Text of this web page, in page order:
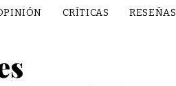
CRÍTICAS RESEÑAS